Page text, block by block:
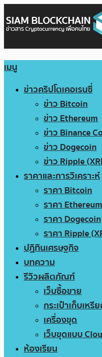
เมนู
ข่าวคริปโตเคอเรนซี่
ข่าว Bitcoin
ข่าว Ethereum
ข่าว Binance
ข่าว Dogecoin
ข่าว Ripple
ราคาและการวิเคราะห์
ราคา Bitcoin
ราคา Ethereum
ราคา Dogecoin
ราคา Ripple
ปฏิทินเศรษฐกิจ
บทความ
รีวิวผลิตภัณฑ์
เว็บซื้อขาย
กระเป๋าเก็บเหรี
เครื่องขุด
เว็บขุดแบบ
ห้องเรียน